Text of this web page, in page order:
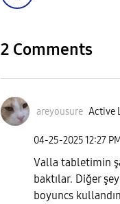
2 Comments
areyousure Active
‎04-25-202512:27 PM
Valla tabletimin
baktılar. Diğer
boyuncs